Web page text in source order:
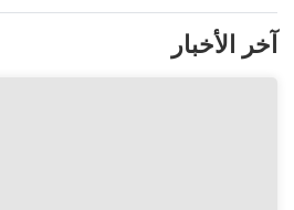
آخر الأخبار